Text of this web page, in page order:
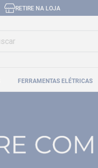
RETIRE NA LOJA
FERRAMENTAS ELÉTRICAS